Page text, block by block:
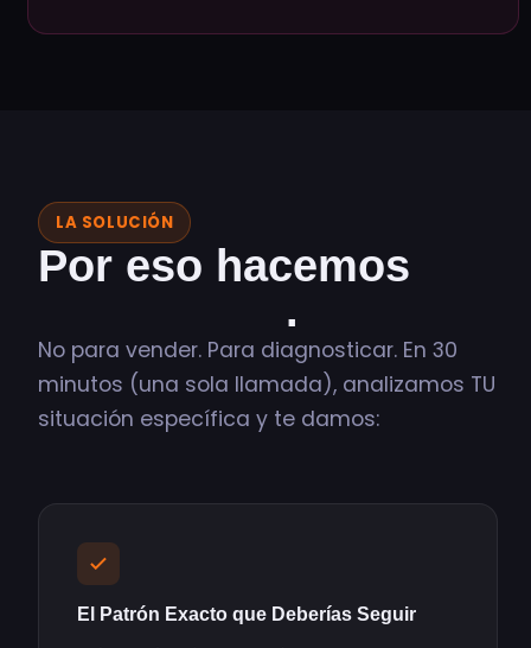
LA SOLUCIÓN
Por eso hacemos
.
No para vender. Para diagnosticar. En 30
minutos (una sola llamada), analizamos TU
situación específica y te damos:
El Patrón Exacto que Deberías Seguir